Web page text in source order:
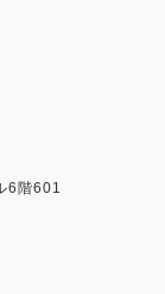
6階601